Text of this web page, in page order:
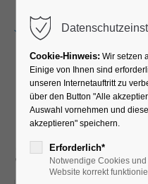
Lauftreff für
Cookie-Hinweis: Wir setzen
Einige von Ihnen sind
unseren Internetauftritt zu
über den Button "Alle
Auswahl vornehmen und
akzeptieren" speichern.
Erforderlich*
Notwendige Cookies
Website korrekt